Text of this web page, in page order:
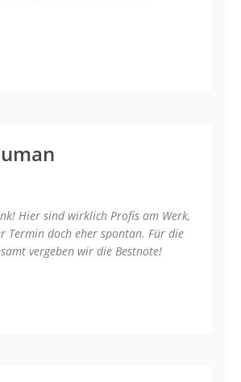
Hier sind wirklich Profis am Werk,
Termin doch eher spontan. Für die
vergeben wir die Bestnote!